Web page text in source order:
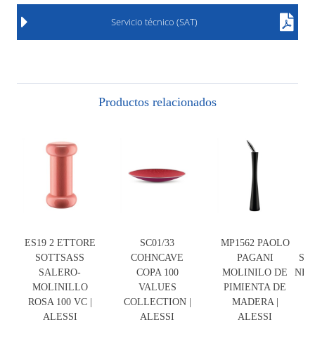
Servicio técnico (SAT)
Productos relacionados
ES19 2 ETTORE
SOTTSASS
SALERO-
MOLINILLO
ROSA 100 VC |
ALESSI
SC01/33
COHNCAVE
COPA 100
VALUES
COLLECTION |
ALESSI
MP1562 PAOLO
PAGANI
MOLINILO DE
PIMIENTA DE
MADERA |
ALESSI